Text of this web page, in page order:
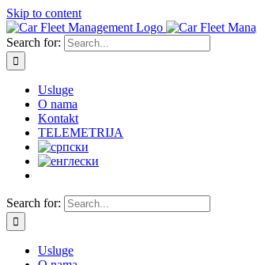
Skip to content
Search for:
Usluge
O nama
Kontakt
TELEMETRIJA
Search for:
Usluge